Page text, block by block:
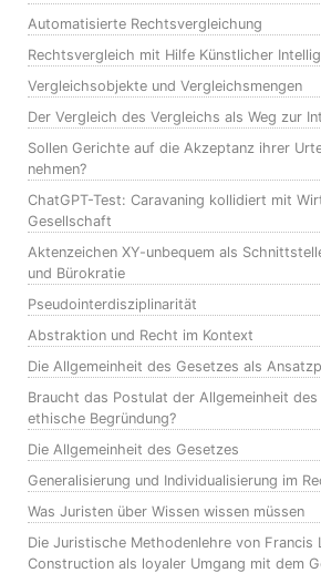
Automatisierte Rechtsvergleichung
Rechtsvergleich mit Hilfe Künstlicher
Vergleichsobjekte und Vergleichsmengen
Der Vergleich des Vergleichs als Weg zur
Sollen Gerichte auf die Akzeptanz ihrer
nehmen?
ChatGPT-Test: Caravaning kollidiert mit
Gesellschaft
Aktenzeichen XY-unbequem als
und Bürokratie
Pseudointerdisziplinarität
Abstraktion und Recht im Kontext
Die Allgemeinheit des Gesetzes als
Braucht das Postulat der Allgemeinheit des
ethische Begründung?
Die Allgemeinheit des Gesetzes
Generalisierung und Individualisierung im
Was Juristen über Wissen wissen müssen
Die Juristische Methodenlehre von Francis
Construction als loyaler Umgang mit dem